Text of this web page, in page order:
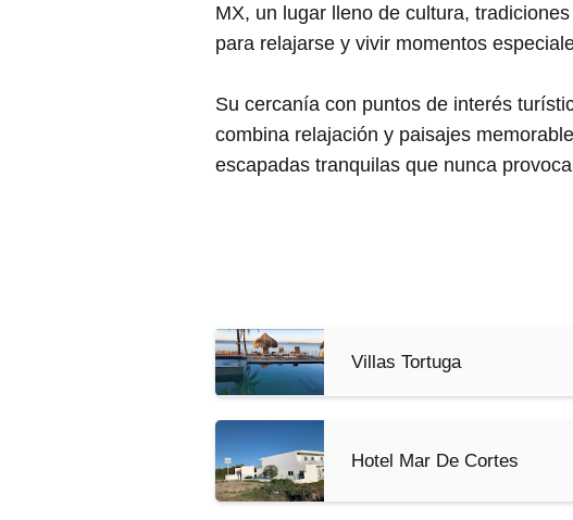
MX, un lugar lleno de cultura,
para relajarse y vivir momentos
Su cercanía con puntos de interés
combina relajación y paisajes
escapadas tranquilas que nunca
Villas Tortuga
Hotel Mar De Cortes